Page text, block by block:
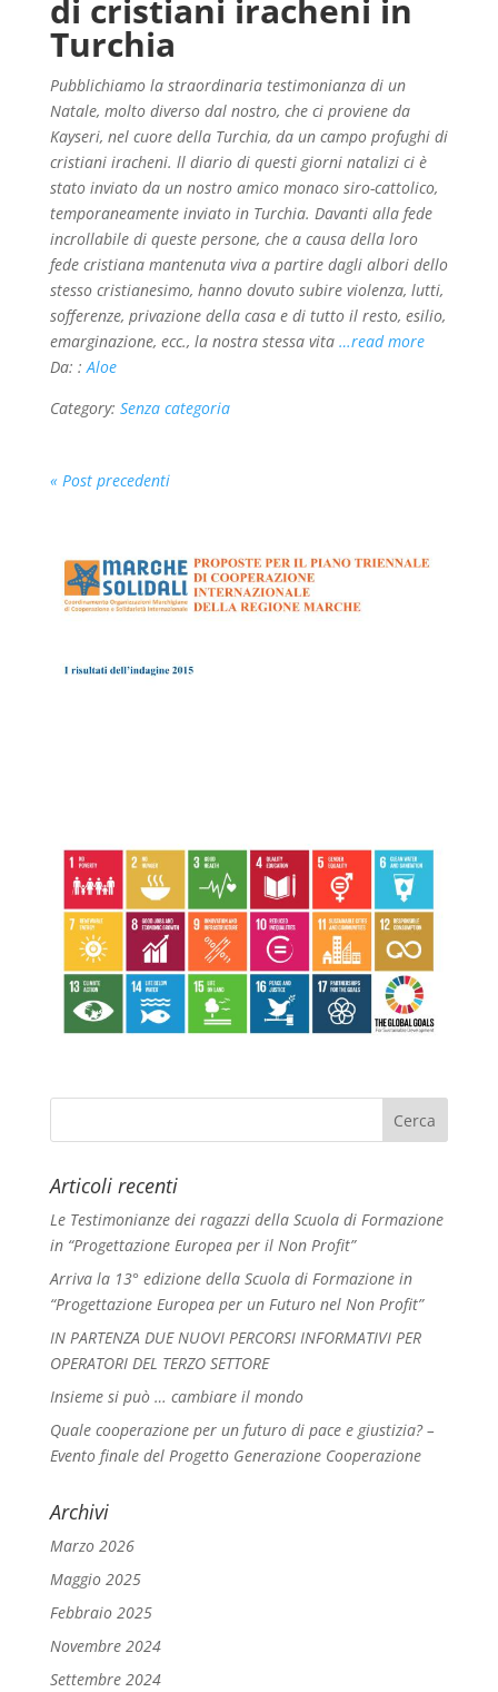
di cristiani iracheni in
Turchia
Pubblichiamo la straordinaria testimonianza di un
Natale, molto diverso dal nostro, che ci proviene da
Kayseri, nel cuore della Turchia, da un campo profughi di
cristiani iracheni. ll diario di questi giorni natalizi ci è
stato inviato da un nostro amico monaco siro-cattolico,
temporaneamente inviato in Turchia. Davanti alla fede
incrollabile di queste persone, che a causa della loro
fede cristiana mantenuta viva a partire dagli albori dello
stesso cristianesimo, hanno dovuto subire violenza, lutti,
sofferenze, privazione della casa e di tutto il resto, esilio,
emarginazione, ecc., la nostra stessa vita …read more
Da: :Aloe
Category: Senza categoria
« Post precedenti
Articoli recenti
Le Testimonianze dei ragazzi della Scuola di Formazione
in “Progettazione Europea per il Non Profit”
Arriva la 13° edizione della Scuola di Formazione in
“Progettazione Europea per un Futuro nel Non Profit”
IN PARTENZA DUE NUOVI PERCORSI INFORMATIVI PER
OPERATORI DEL TERZO SETTORE
Insieme si può … cambiare il mondo
Quale cooperazione per un futuro di pace e giustizia? –
Evento finale del Progetto Generazione Cooperazione
Archivi
Marzo 2026
Maggio 2025
Febbraio 2025
Novembre 2024
Settembre 2024